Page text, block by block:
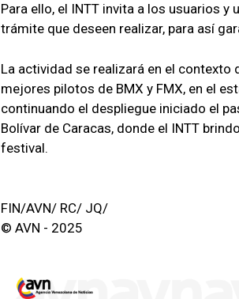
Para ello, el INTT invita a los usuarios
trámite que deseen realizar, para así
La actividad se realizará en el contexto
mejores pilotos de BMX y FMX, en el
continuando el despliegue iniciado el
Bolívar de Caracas, donde el INTT
festival.
FIN/AVN/ RC/ JQ/
© AVN - 2025